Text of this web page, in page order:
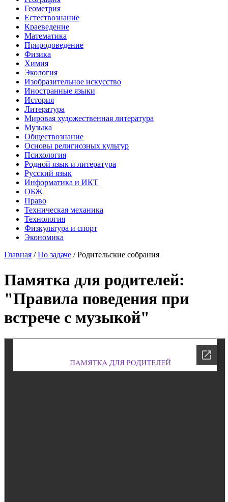
Геометрия
Естествознание
Краеведение
Математика
Природоведение
Физика
Химия
Экология
Изобразительное искусство
Иностранные языки
История
Литература
Мировая художественная литература
Музыка
Обществознание
Основы религиозных культур
Психология
Родной язык и литература
Русский язык
Информатика и ИКТ
ОБЖ
Право
Техническая механика
Технология
Физкультура и спорт
Экономика
Главная /По задаче /Родительские собрания
Памятка для родителей:
"Правила поведения при
встрече с музыкой"